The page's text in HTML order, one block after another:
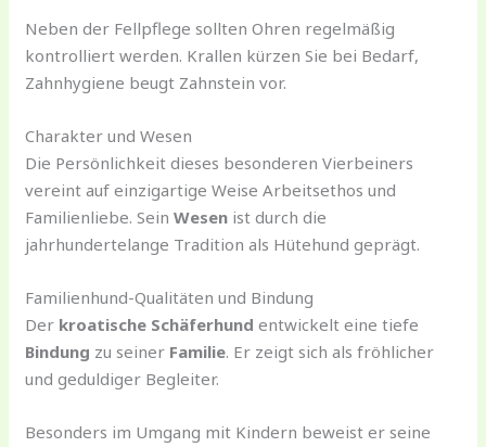
Neben der Fellpflege sollten Ohren regelmäßig
kontrolliert werden. Krallen kürzen Sie bei Bedarf,
Zahnhygiene beugt Zahnstein vor.
Charakter und Wesen
Die Persönlichkeit dieses besonderen Vierbeiners
vereint auf einzigartige Weise Arbeitsethos und
Familienliebe. SeinWesen ist durch die
jahrhundertelange Tradition als Hütehund geprägt.
Familienhund-Qualitäten und Bindung
Der kroatische Schäferhund entwickelt eine tiefe
Bindung zu seiner Familie. Er zeigt sich als fröhlicher
und geduldiger Begleiter.
Besonders im Umgang mit Kindern beweist er seine